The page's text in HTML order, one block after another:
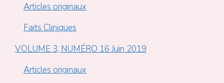
Articles originaux
Faits Cliniques
VOLUME 3, NUMÉRO 16 Juin 2019
Articles originaux